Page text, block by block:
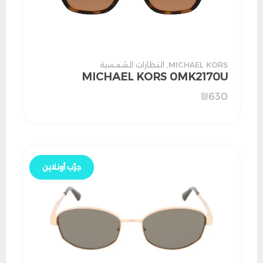
MICHAEL KORS النظارات الشمسية
MICHAEL KORS 0MK2170U
₪630
جرّب أونلاين
جرّب أونلاين